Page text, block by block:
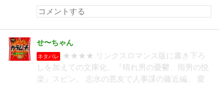
せ〜ちゃん
ネタバレ
★★★★ リンクスロマンス版に書き下ろ
しを加えての文庫化、『晴れ男の憂鬱、雨男の悦
楽』スピン。 志水の悪友で人事課の藤近編。 愛